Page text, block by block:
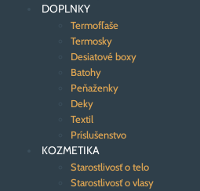
DOPLNKY
Termofľaše
Termosky
Desiatové boxy
Batohy
Peňaženky
Deky
Textil
Príslušenstvo
KOZMETIKA
Starostlivosť o telo
Starostlivosť o vlasy